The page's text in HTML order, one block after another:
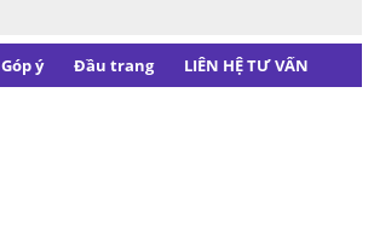
Góp ý Đầu trang LIÊN HỆ TƯ VẤN